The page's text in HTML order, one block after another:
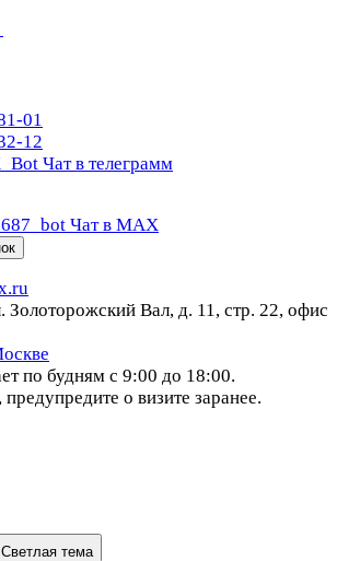
01
12
Чат в телеграмм
Чат в МАХ
Золоторожский Вал, д. 11, стр. 22, офис
по будням с 9:00 до 18:00.
о визите заранее.
Светлая тема